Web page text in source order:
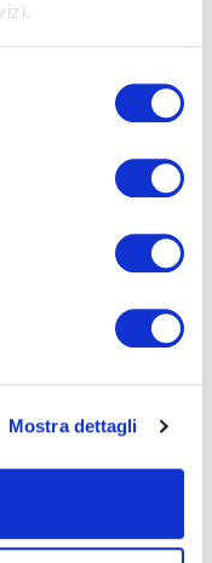
Mostra dettagli
E ISCRIZIONE